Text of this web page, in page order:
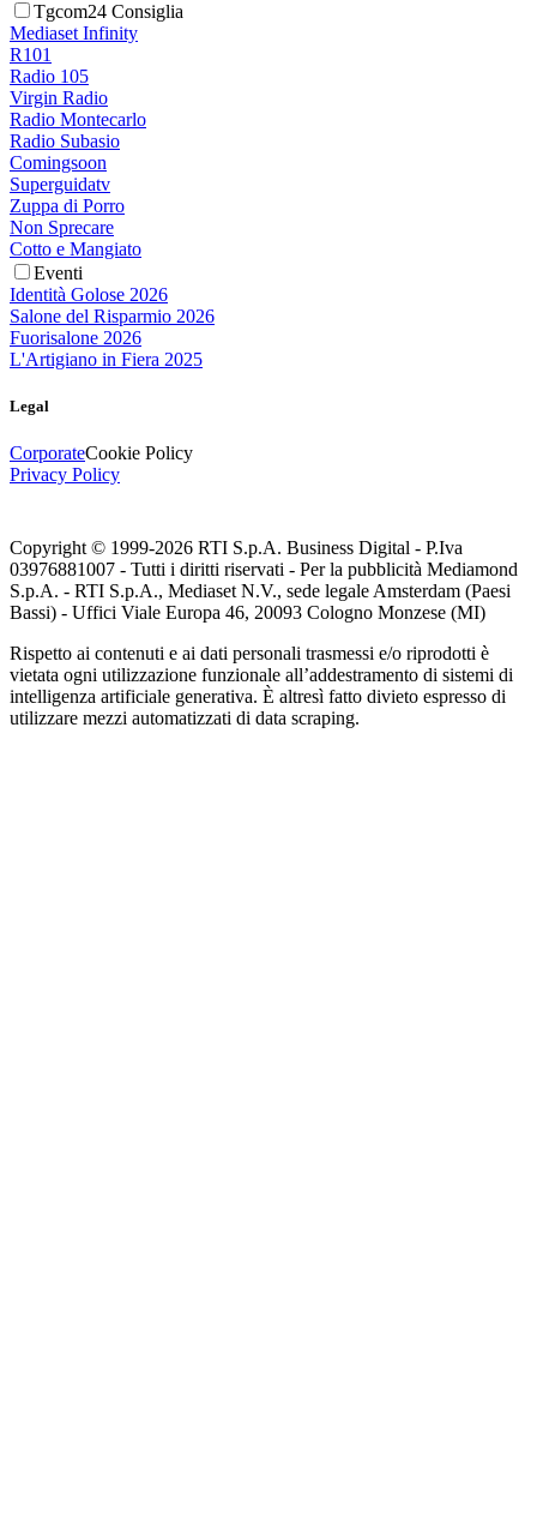
Tgcom24 Consiglia
Mediaset Infinity
R101
Radio 105
Virgin Radio
Radio Montecarlo
Radio Subasio
Comingsoon
Superguidatv
Zuppa di Porro
Non Sprecare
Cotto e Mangiato
Eventi
Identità Golose 2026
Salone del Risparmio 2026
Fuorisalone 2026
L'Artigiano in Fiera 2025
Legal
CorporateCookie Policy
Privacy Policy
Copyright © 1999-2026 RTI S.p.A. Business Digital - P.Iva
03976881007 - Tutti i diritti riservati - Per la pubblicità Mediamond
S.p.A. - RTI S.p.A., Mediaset N.V., sede legale Amsterdam (Paesi
Bassi) - Uffici Viale Europa 46, 20093 Cologno Monzese (MI)
Rispetto ai contenuti e ai dati personali trasmessi e/o riprodotti è
vietata ogni utilizzazione funzionale all’addestramento di sistemi di
intelligenza artificiale generativa. È altresì fatto divieto espresso di
utilizzare mezzi automatizzati di data scraping.